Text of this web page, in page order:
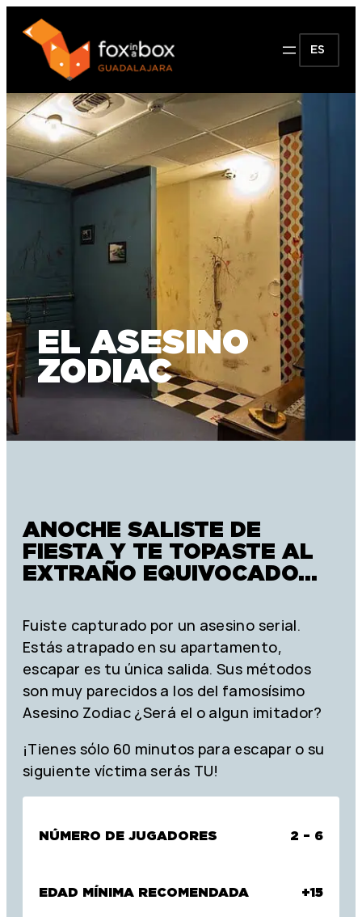
ES
EL ASESINO
ZODIAC
ANOCHE SALISTE DE
FIESTA Y TE TOPASTE AL
EXTRAÑO EQUIVOCADO…
Fuiste capturado por un asesino serial.
Estás atrapado en su apartamento,
escapar es tu única salida. Sus métodos
son muy parecidos a los del famosísimo
Asesino Zodiac ¿Será el o algun imitador?
¡Tienes sólo 60 minutos para escapar o su
siguiente víctima serás TU!
NÚMERO DE JUGADORES 2 – 6
EDAD MÍNIMA RECOMENDADA +15